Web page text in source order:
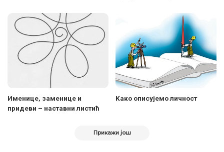
Именице, заменице и
придеви – наставни листић
Kaко описујемо личност
Прикажи још